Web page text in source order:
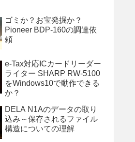
ゴミか？お宝発掘か？
Pioneer BDP-160の調達依
頼
e-Tax対応ICカードリーダー
ライター SHARP RW-5100
をWindows10で動作できる
か？
DELA N1Aのデータの取り
込み～保存されるファイル
構造についての理解